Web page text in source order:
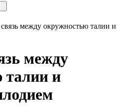
между окружностью талии и
между
талии и